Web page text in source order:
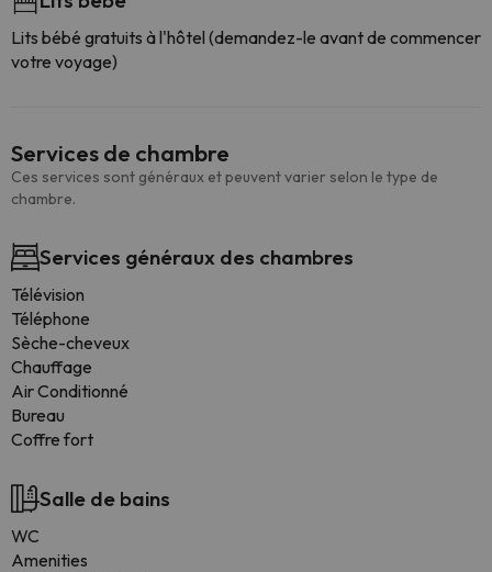
Lits bébé gratuits à l'hôtel (demandez-le avant de commencer
votre voyage)
Services de chambre
Ces services sont généraux et peuvent varier selon le type de
chambre.
Services généraux des chambres
Télévision
Téléphone
Sèche-cheveux
Chauffage
Air Conditionné
Bureau
Coffre fort
Salle de bains
WC
Amenities